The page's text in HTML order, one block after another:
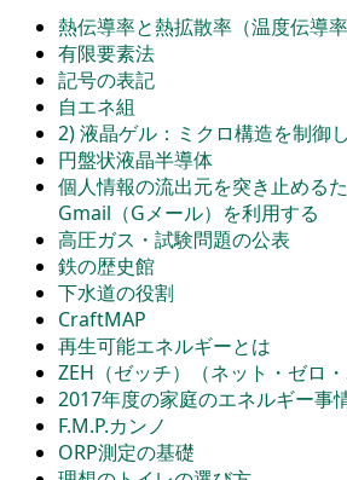
熱伝導率と熱拡散率（温度伝導
有限要素法
記号の表記
自エネ組
2) 液晶ゲル：ミクロ構造を制御
円盤状液晶半導体
個人情報の流出元を突き止める
Gmail（Gメール）を利用する
高圧ガス・試験問題の公表
鉄の歴史館
下水道の役割
CraftMAP
再生可能エネルギーとは
ZEH（ゼッチ）（ネット・ゼロ
2017年度の家庭のエネルギー事
F.M.P.カンノ
ORP測定の基礎